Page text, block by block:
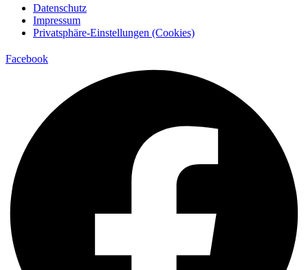
Datenschutz
Impressum
Privatsphäre-Einstellungen (Cookies)
Facebook